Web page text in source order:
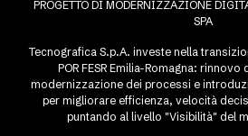
PROGETTO DI MODERNIZZAZIONE
SPA
Tecnografica S.p.A. investe nella
POR FESR Emilia-Romagna:
modernizzazione dei processi e
per migliorare efficienza, velocità
puntando al livello "Visibilità" del